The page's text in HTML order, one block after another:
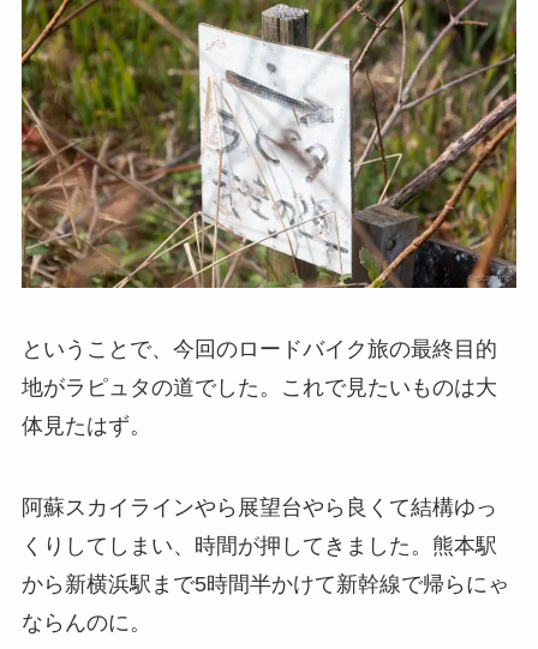
ということで、今回のロードバイク旅の最終目的
地がラピュタの道でした。これで見たいものは大
体見たはず。
阿蘇スカイラインやら展望台やら良くて結構ゆっ
くりしてしまい、時間が押してきました。熊本駅
から新横浜駅まで5時間半かけて新幹線で帰らにゃ
ならんのに。